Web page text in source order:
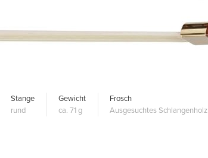
Stange
rund
Gewicht
ca. 71 g
Frosch
Ausgesuchtes Schlangenholz